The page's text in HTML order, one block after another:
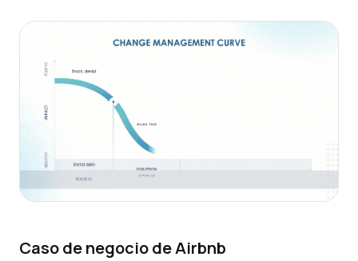
Caso de negocio de Airbnb